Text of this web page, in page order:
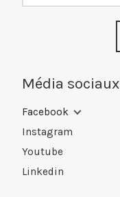
Média sociaux
Facebook
Instagram
Youtube
Linkedin